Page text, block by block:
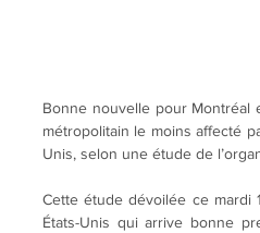
Bonne nouvelle pour Montréal
métropolitain le moins affecté
Unis, selon une étude de
Cette étude dévoilée ce mardi
États-Unis qui arrive bonne